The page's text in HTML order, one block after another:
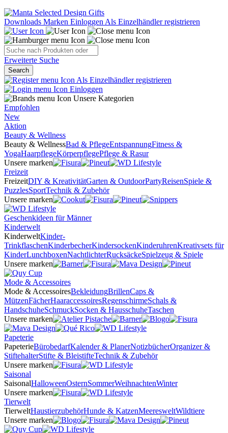
Downloads Marken Einloggen Als Einzelhändler registrieren
Erweiterte Suche
Search
Als Einzelhändler registrieren
Einloggen
Unsere Kategorien
Empfohlen
New
Aktion
Beauty & Wellness
Beauty & WellnessBad & PflegeEntspannungFitness &
YogaHaarpflegeKörperpflegePflege & Rasur
Unsere marken
Freizeit
FreizeitDIY & KreativitätGarten & OutdoorPartyReisenSpiele &
PuzzlesSportTechnik & Zubehör
Unsere marken
Geschenkideen für Männer
Kinderwelt
KinderweltKinder-
TrinkflaschenKinderbecherKindersockenKinderuhrenKreativsets für
KinderLunchboxenNachtlichterRucksäckeSpielzeug & Spiele
Unsere marken
Mode & Accessoires
Mode & AccessoiresBekleidungBrillenCaps &
MützenFächerHaaraccessoiresRegenschirmeSchals &
HandschuheSchmuckSocken & HausschuheTaschen
Unsere marken
Papeterie
PapeterieBürobedarfKalender & PlanerNotizbücherOrganizer &
StiftehalterStifte & BleistifteTechnik & Zubehör
Unsere marken
Saisonal
SaisonalHalloweenOsternSommerWeihnachtenWinter
Unsere marken
Tierwelt
TierweltHaustierzubehörHunde & KatzenMeeresweltWildtiere
Unsere marken